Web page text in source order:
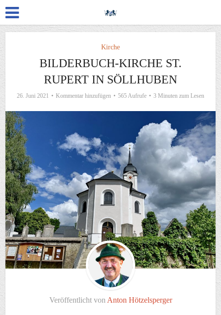
Kirche
BILDERBUCH-KIRCHE ST.
RUPERT IN SÖLLHUBEN
26. Juni 2021 Kommentar hinzufügen 565 Aufrufe 3 Minuten zum Lesen
Veröffentlicht von Anton Hötzelsperger